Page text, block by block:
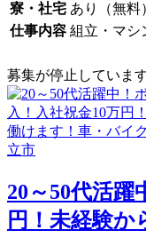
寮・社宅 あり（無料
仕事内容 組立・マシ
募集が停止していま
20～50代活躍
円！未経験か